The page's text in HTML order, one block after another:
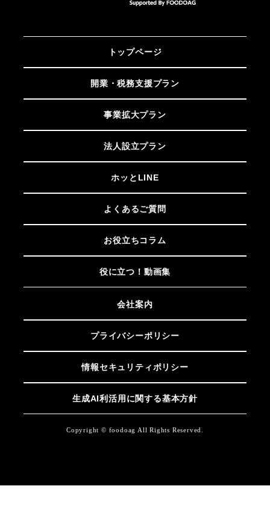
トップページ
開業・税務支援プラン
事業拡大プラン
法人設立プラン
ホッとLINE
よくあるご質問
お役立ちコラム
役に立つ！動画集
会社案内
プライバシーポリシー
情報セキュリティポリシー
生成AI利活用に関する基本方針
Copyright © foodoag All Rights Reserved.